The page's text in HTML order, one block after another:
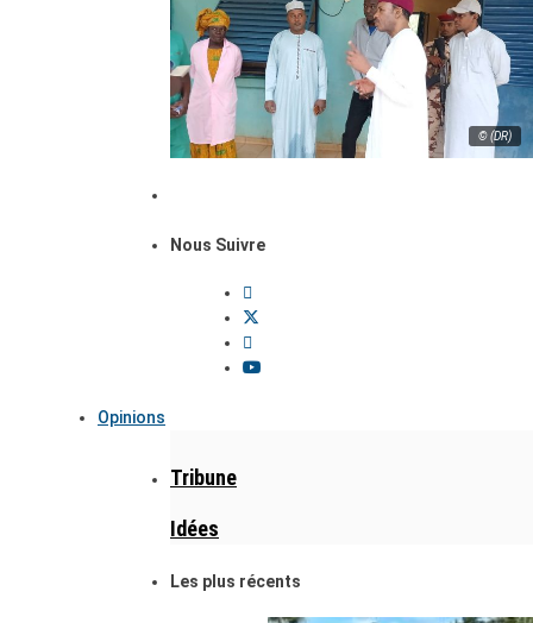
© (DR)
Nous Suivre
Opinions
Tribune
Idées
Les plus récents